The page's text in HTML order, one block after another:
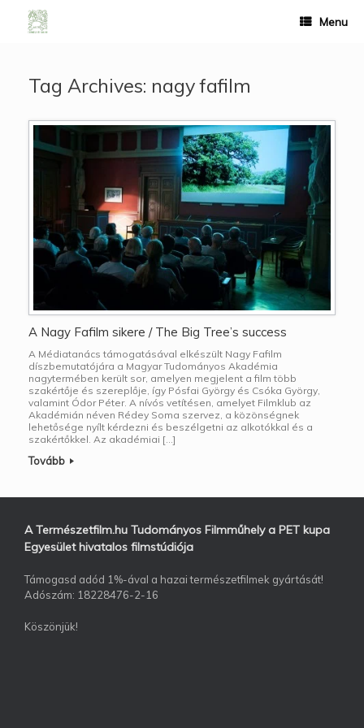
Menu
Tag Archives: nagy fafilm
A Nagy Fafilm sikere / The Big Tree’s success
A Médiatanács támogatásával elkészült Nagy Fafilm
díszbemutatójára a Magyar Tudományos Akadémia
nagytermében került sor, amelyen megjelent a film több
szakértője és szereplője, így Pósfai György és Csóka György,
valamint Ódor Péter. A nívós vetítésen, amelyet Filmklub az
Akadémián néven Rédey Soma szervez, a közönségnek
lehetősége nyílt kérdezni és beszélgetni az alkotókkal és a
szakértőkkel. Az akadémiai […]
Tovább
A Természetfilm.hu Tudományos Filmműhely a PET kupa
Egyesület hivatalos filmstúdiója
Támogasd adód 1%-ával a hazai természetfilmek gyártását!
Adószám: 18228476-2-16
Köszönjük!